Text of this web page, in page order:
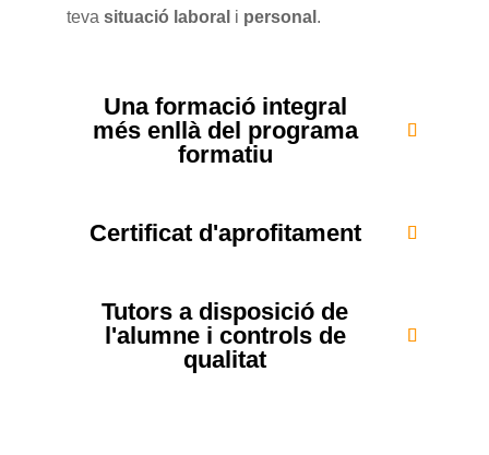
teva situació laboral i personal .
Una formació integral
més enllà del programa
formatiu
Certificat d'aprofitament
Tutors a disposició de
l'alumne i controls de
qualitat